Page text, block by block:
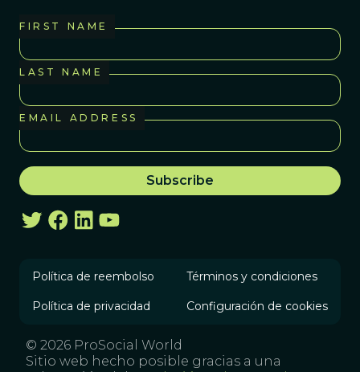
FIRST NAME
LAST NAME
EMAIL ADDRESS
Política de reembolso Términos y condiciones
Política de privacidad Configuración de cookies
© 2026 ProSocial World
Sitio web hecho posible gracias a una